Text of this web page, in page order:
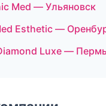
Med — Ульяновск
Esthetic —
Luxe —